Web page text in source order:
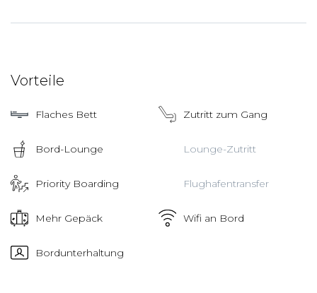
Vorteile
Flaches Bett Zutritt zum Gang
Bord-Lounge Lounge-Zutritt
Priority Boarding Flughafentransfer
Mehr Gepäck Wifi an Bord
Bordunterhaltung